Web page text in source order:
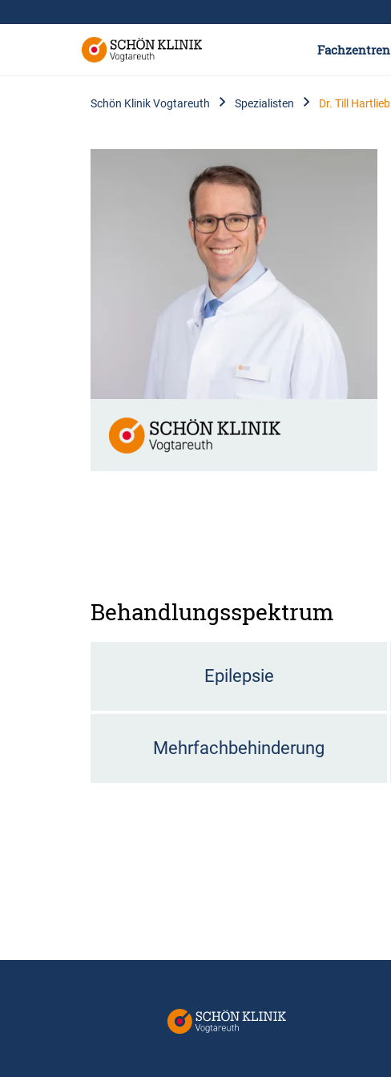
Fachzentren
Schön Klinik Vogtareuth Spezialisten Dr. Till Hartlieb
Behandlungsspektrum
Epilepsie
Mehrfachbehinderung